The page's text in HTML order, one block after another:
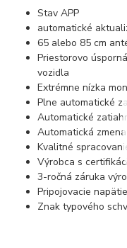
Stav APP
automatické
65 alebo 85 cm
Priestorovo
vozidla
Extrémne nízka
Plne automatické
Automatické
Automatická
Kvalitné
Výrobca s
3-ročná záruka
Pripojovacie
Znak typového